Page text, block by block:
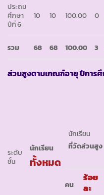
ประถม
ศึกษา
ปีที่ 6
10 10 100.00 0
รวม 68 68 100.00 3
ส่วนสูงตามเกณฑ์อายุ ปีการ
ระดับ
ชั้น
นักเรียน
ทั้งหมด
นักเรียน
ที่วัดส่วนสูง
คน
ร้อย
ละ